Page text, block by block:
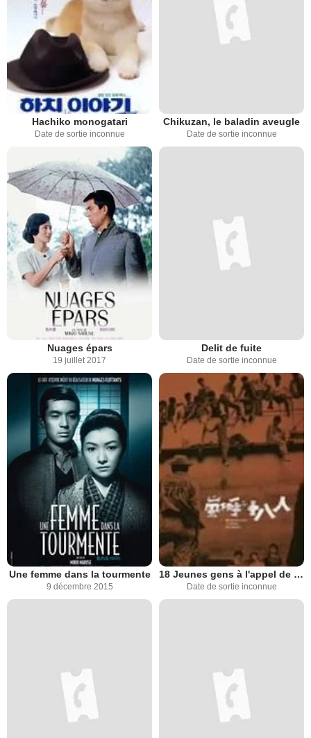
Hachiko monogatari
Date de sortie inconnue
Chikuzan, le baladin aveugle
Date de sortie inconnue
Nuages épars
19 juillet 2017
Delit de fuite
Date de sortie inconnue
Une femme dans la tourmente
9 décembre 2015
18 Jeunes gens à l'appel de l'orage
Date de sortie inconnue